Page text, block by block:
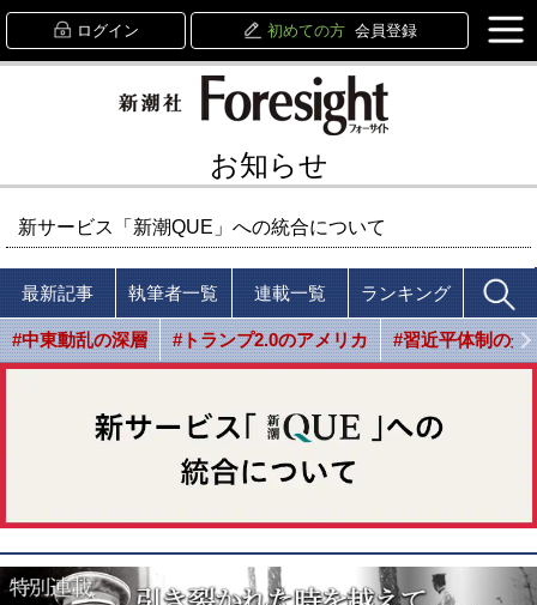
ログイン 初めての方 会員登録
お知らせ
新サービス「新潮QUE」への統合について
最新記事 執筆者一覧 連載一覧 ランキング
#中東動乱の深層 #トランプ2.0のアメリカ #習近平体制の光